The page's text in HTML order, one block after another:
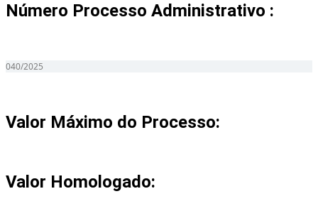
Número Processo Administrativo :
040/2025
Valor Máximo do Processo: ​
Valor Homologado: ​